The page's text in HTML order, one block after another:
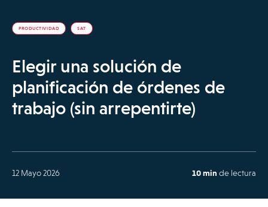
PRODUCTIVIDAD SAT
Elegir una solución de
planificación de órdenes de
trabajo (sin arrepentirte)
12 Mayo 2026 10 min de lectura